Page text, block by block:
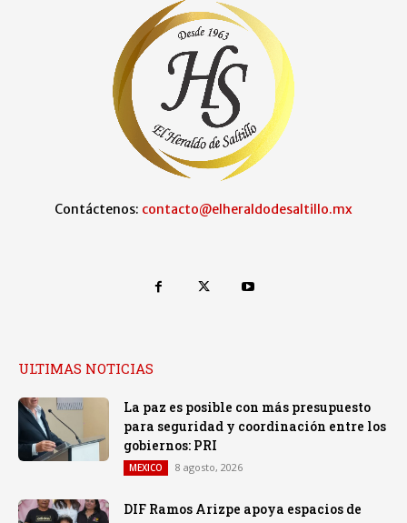
Contáctenos: contacto@elheraldodesaltillo.mx
ULTIMAS NOTICIAS
La paz es posible con más presupuesto
para seguridad y coordinación entre los
gobiernos: PRI
MEXICO 8 agosto, 2026
DIF Ramos Arizpe apoya espacios de